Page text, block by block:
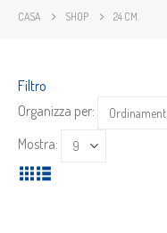
CASA SHOP 24 CM.
Filtro
Organizza per:
Mostra: